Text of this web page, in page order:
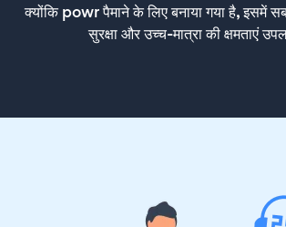
क्योंकि powr पैमाने के लिए बनाया गया है, इसमें
सुरक्षा और उच्च-मात्रा की क्षमताएं